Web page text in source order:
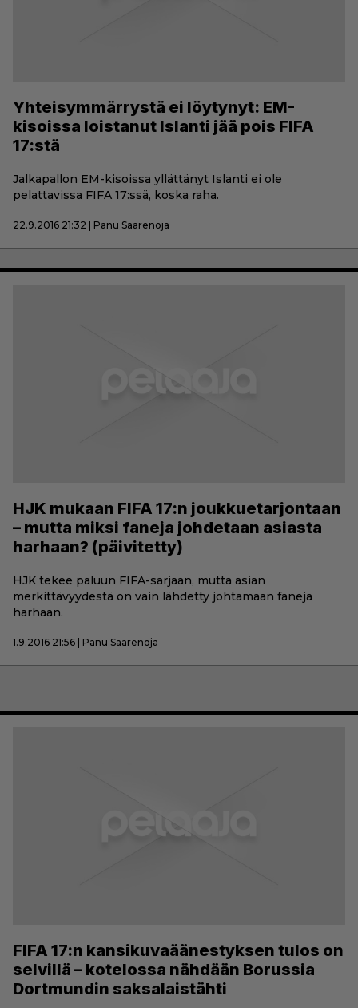
Yhteisymmärrystä ei löytynyt: EM-
kisoissa loistanut Islanti jää pois FIFA
17:stä
Jalkapallon EM-kisoissa yllättänyt Islanti ei ole
pelattavissa FIFA 17:ssä, koska raha.
22.9.2016 21:32 | Panu Saarenoja
HJK mukaan FIFA 17:n joukkuetarjontaan
– mutta miksi faneja johdetaan asiasta
harhaan? (päivitetty)
HJK tekee paluun FIFA-sarjaan, mutta asian
merkittävyydestä on vain lähdetty johtamaan faneja
harhaan.
1.9.2016 21:56 | Panu Saarenoja
FIFA 17:n kansikuvaäänestyksen tulos on
selvillä – kotelossa nähdään Borussia
Dortmundin saksalaistähti